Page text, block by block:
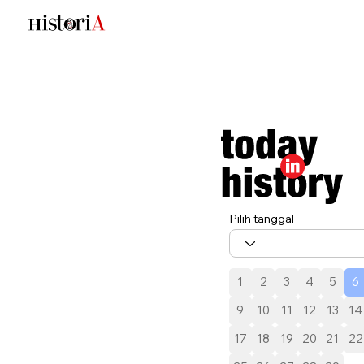
Pilih tanggal
1 2 3 4 5 6
9
10 11 12 13 14
17
18 19 20 21 22